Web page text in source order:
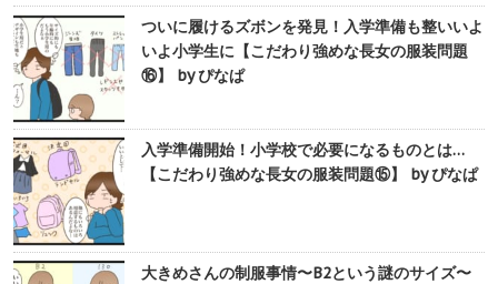
ついに履けるズボンを発見！入学準備も整いいよ
いよ小学生に【こだわり強めな長女の服装問題
⑯】 by ぴなぱ
入学準備開始！小学校で必要になるものとは…
【こだわり強めな長女の服装問題⑮】 by ぴなぱ
大きめさんの制服事情〜B2という謎のサイズ〜